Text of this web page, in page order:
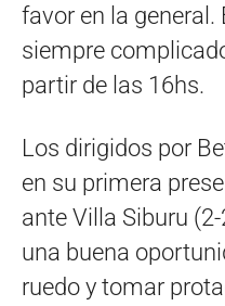
favor en la general.
siempre
partir de las 16hs.
Los dirigidos por
en su primera
ante Villa Siburu
una buena
ruedo y tomar